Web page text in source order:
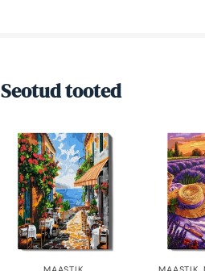
Seotud tooted